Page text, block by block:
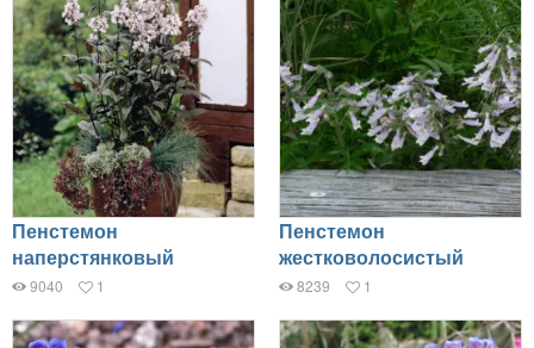
Пенстемон
наперстянковый
9040 1
Пенстемон
жестковолосистый
8239 1